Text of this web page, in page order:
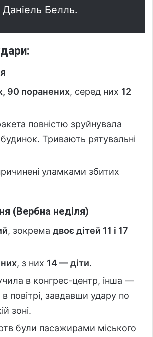
Белль.
90 поранених, серед них 12
повністю зруйнувала
Тривають рятувальні
уламками збитих
(Вербна неділя)
, зокрема двоє дітей 11 і 17
, з них 14 — діти.
в конгрес-центр, інша —
повітрі, завдавши удару по
зоні.
були пасажирами міського